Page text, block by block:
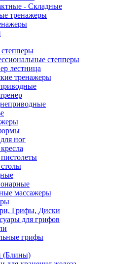
- Складные
тренажеры
степперы
лестница
тренажеры
ног
массажеры
Грифы, Диски
для грифов
грифы
(Блины)